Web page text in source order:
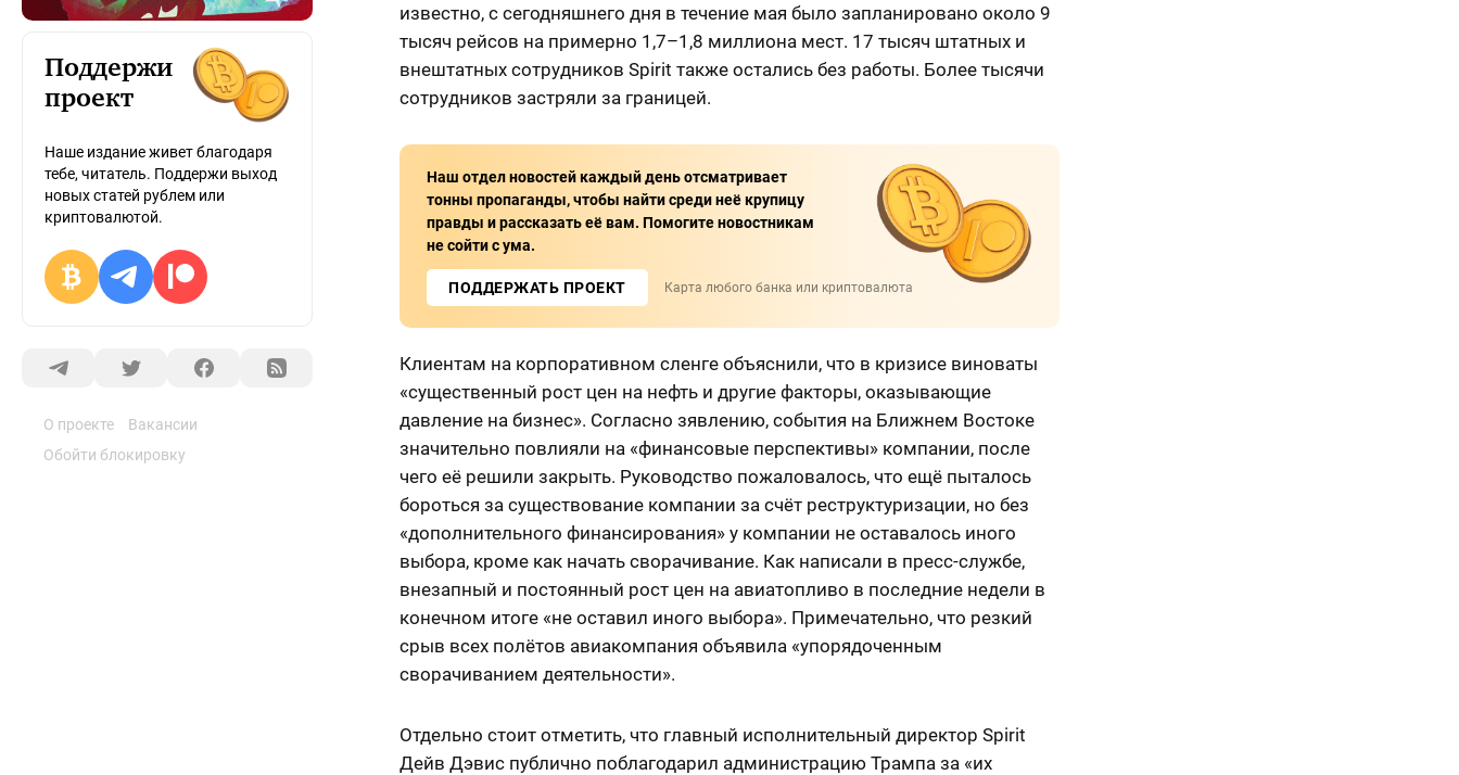
Поддержи
проект
Наше издание живет благодаря
тебе, читатель. Поддержи выход
новых статей рублем или
криптовалютой.
О проекте
Вакансии
Обойти блокировку
известно, с сегодняшнего дня в течение мая было запланировано около 9
тысяч рейсов на примерно 1,7–1,8 миллиона мест. 17 тысяч штатных и
внештатных сотрудников Spirit также остались без работы. Более тысячи
сотрудников застряли за границей.
Наш отдел новостей каждый день отсматривает
тонны пропаганды, чтобы найти среди неё крупицу
правды и рассказать её вам. Помогите новостникам
не сойти с ума.
ПОДДЕРЖАТЬ ПРОЕКТ Карта любого банка или криптовалюта
Клиентам на корпоративном сленге объяснили, что в кризисе виноваты
«существенный рост цен на нефть и другие факторы, оказывающие
давление на бизнес». Согласно зявлению, события на Ближнем Востоке
значительно повлияли на «финансовые перспективы» компании, после
чего её решили закрыть. Руководство пожаловалось, что ещё пыталось
бороться за существование компании за счёт реструктуризации, но без
«дополнительного финансирования» у компании не оставалось иного
выбора, кроме как начать сворачивание. Как написали в пресс-службе,
внезапный и постоянный рост цен на авиатопливо в последние недели в
конечном итоге «не оставил иного выбора». Примечательно, что резкий
срыв всех полётов авиакомпания объявила «упорядоченным
сворачиванием деятельности».
Отдельно стоит отметить, что главный исполнительный директор Spirit
Дейв Дэвис публично поблагодарил администрацию Трампа за «их